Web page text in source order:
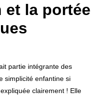
la portée
partie intégrante des
simplicité enfantine si
clairement ! Elle